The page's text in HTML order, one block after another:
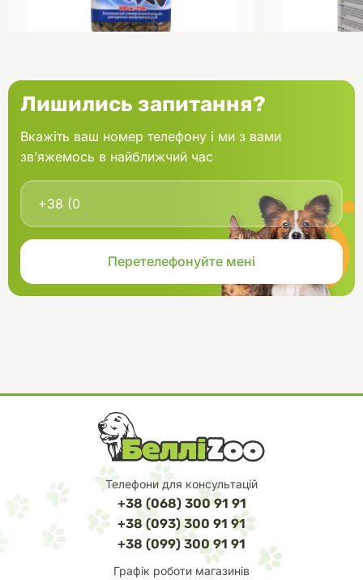
банка 150 г
В кошик
Aquael
Лишились запитання?
Вкажіть ваш номер телефону і ми з вами
зв’яжемось в найближчий час
Телефони для консультацій
+38 (068) 300 91 91
+38 (093) 300 91 91
+38 (099) 300 91 91
Графік роботи магазинів